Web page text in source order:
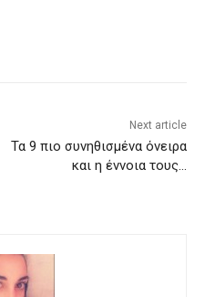
Next article
Τα 9 πιο συνηθισμένα όνειρα
και η έννοια τους…